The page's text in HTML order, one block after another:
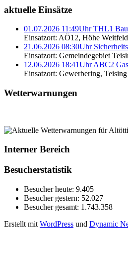
aktuelle Einsätze
01.07.2026 11:49Uhr THL1
Einsatzort: AÖ12, Höhe Weitfeld
21.06.2026 08:30Uhr
Einsatzort: Gemeindegebiet
12.06.2026 18:41Uhr ABC2
Einsatzort: Gewerbering, Teising
Wetterwarnungen
Interner Bereich
Besucherstatistik
Besucher heute: 9.405
Besucher gestern: 52.027
Besucher gesamt: 1.743.358
Erstellt mit WordPress und Dynamic